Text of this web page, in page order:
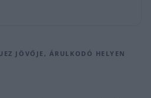
JÖVŐJE, ÁRULKODÓ HELYEN